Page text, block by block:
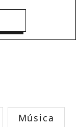
Música